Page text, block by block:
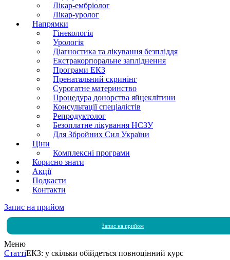
Лікар-ембріолог
Лікар-уролог
Напрямки
Гінекологія
Урологія
Діагностика та лікування безпліддя
Екстракорпоральне запліднення
Програми ЕКЗ
Пренатальний скринінг
Сурогатне материнство
Процедура донорства яйцеклітини
Консультації спеціалістів
Репродуктолог
Безоплатне лікування НСЗУ
Для Збройних Сил України
Ціни
Комплексні програми
Корисно знати
Акції
Подкасти
Контакти
Запис на прийом
Запис на прийом
Меню
СтаттіЕКЗ: у скільки обійдеться повноцінний курс